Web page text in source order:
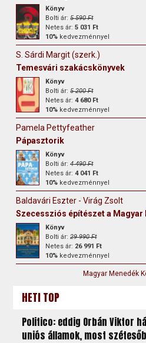
Könyv
Bolti ár:5 590 Ft
Netes ár:5 031 Ft
10% kedvezménnyel
S. Sárdi Margit (szerk.)
Temesvári szakácskönyvek
Könyv
Bolti ár:5 200 Ft
Netes ár:4 680 Ft
10% kedvezménnyel
Pamela Pettyfeather
Pápasztorik
Könyv
Bolti ár:4 490 Ft
Netes ár:4 041 Ft
10% kedvezménnyel
Baldavári Eszter - Virág Zsolt
Szecessziós építészet a Magyar
Könyv
Bolti ár:29 990 Ft
Netes ár: 26 991 Ft
10% kedvezménnyel
Magyar Menedék
HETI TOP
Politico: eddig Orbán Viktor
uniós államok, most